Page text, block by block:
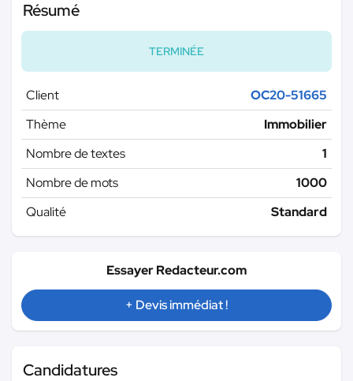
Résumé
TERMINÉE
Client
OC20-51665
Thème
Immobilier
Nombre de textes
1
Nombre de mots
1000
Qualité
Standard
Essayer Redacteur.com
+ Devis immédiat !
Candidatures